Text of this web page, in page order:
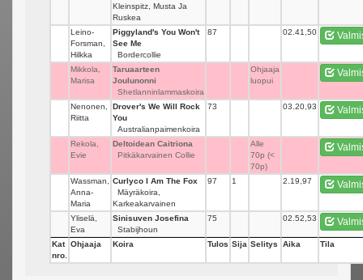
Kleinspitz, Musta Ja
Ruskea
Leino-
Forsman,
Hilkka
Piggyland's You Won't
See Me
Bordercollie
87 02.41,50
Mikkola,
Marisa
Taruaarteen
Joulunonni
Shetlanninlammaskoira
Ohjaaja
luopui
Nenonen,
Riitta
Drover's We Will Rock
You
Australianpaimenkoira
73 03.20,93
Rekola,
Evie
Deltoidean Caitriona
Pitkäkarvainen Collie
Alle
70p (<
70p)
Wassman,
Anna-
Maria
Curlyco I Am The Fox
Mäyräkoira,
Karkeakarvainen
97 1 2.19,97
Yliselä,
Eva
Sinisuven Josefina
Stabijhoun
75 02.52,53
Kat
nro.
Ohjaaja Koira Tulos Sija Selitys Aika Tila